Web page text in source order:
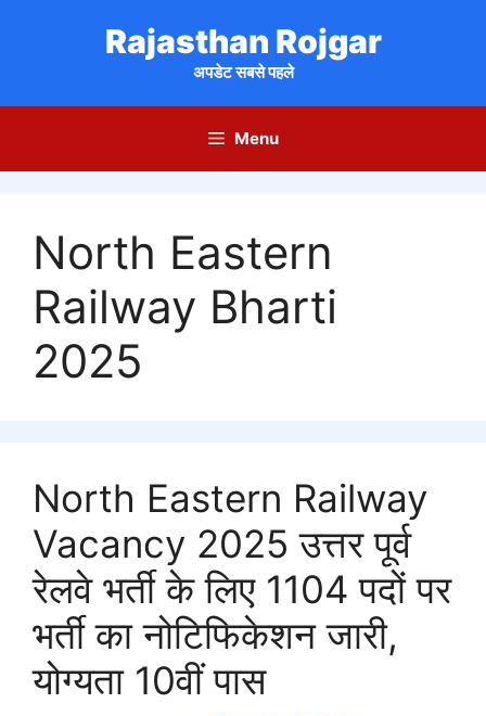
Rajasthan Rojgar
अपडेट सबसे पहले
Menu
North Eastern
Railway Bharti
2025
North Eastern Railway
Vacancy 2025 उत्तर पूर्व
रेलवे भर्ती के लिए 1104 पदों पर
भर्ती का नोटिफिकेशन जारी,
योग्यता 10वीं पास